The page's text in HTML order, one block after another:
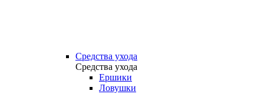
Средства ухода
Средства ухода
Ершики
Ловушки